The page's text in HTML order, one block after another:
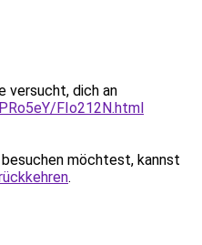
versucht, dich an
FIo212N.html
möchtest, kannst
.